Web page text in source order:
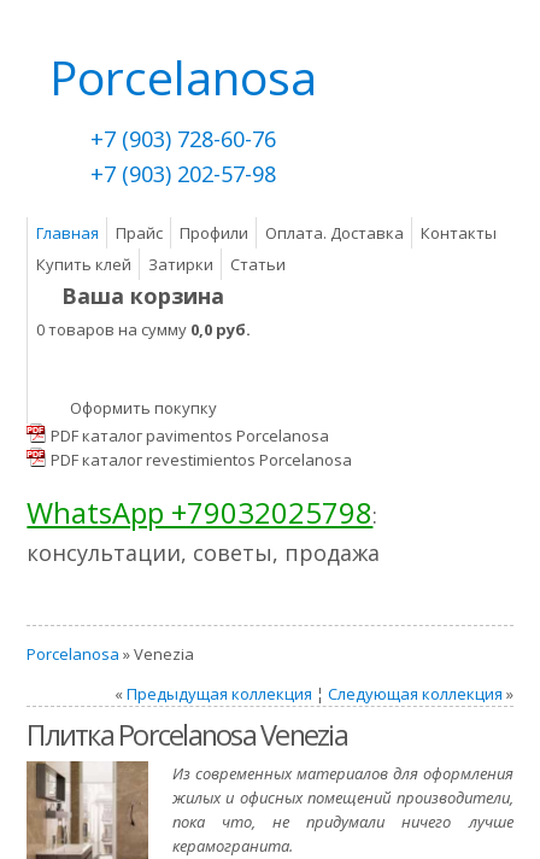
Porcelanosa
+7 (903) 728-60-76
+7 (903) 202-57-98
Главная Прайс Профили Оплата. Доставка
Контакты
Купить клей
Затирки Статьи
Ваша корзина
0 товаров на сумму 0,0 руб.
Оформить покупку
PDF каталог pavimentos Porcelanosa
PDF каталог revestimientos Porcelanosa
WhatsApp +79032025798:
консультации, советы, продажа
Porcelanosa » Venezia
«Предыдущая коллекция ¦ Следующая коллекция »
Плитка Porcelanosa Venezia
Из современных материалов для оформления
жилых и офисных помещений производители,
пока что, не придумали ничего лучше
керамогранита.